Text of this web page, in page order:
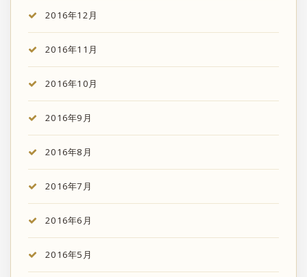
2016年12月
2016年11月
2016年10月
2016年9月
2016年8月
2016年7月
2016年6月
2016年5月